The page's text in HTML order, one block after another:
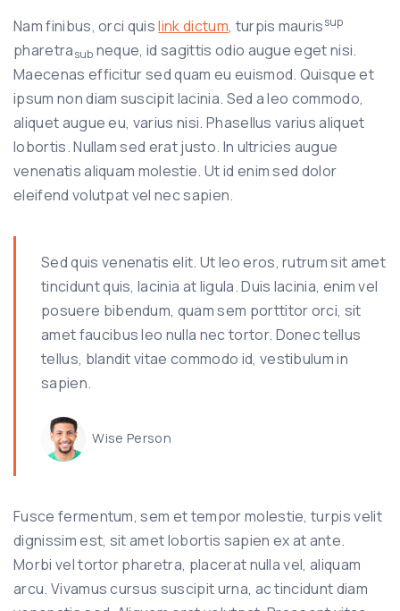
Nam finibus, orci quislink dictum, turpis maurissup
pharetrasub neque, id sagittis odio augue eget nisi.
Maecenas efficitur sed quam eu euismod. Quisque et
ipsum non diam suscipit lacinia. Sed a leo commodo,
aliquet augue eu, varius nisi. Phasellus varius aliquet
lobortis. Nullam sed erat justo. In ultricies augue
venenatis aliquam molestie. Ut id enim sed dolor
eleifend volutpat vel nec sapien.
Sed quis venenatis elit. Ut leo eros, rutrum sit amet
tincidunt quis, lacinia at ligula. Duis lacinia, enim vel
posuere bibendum, quam sem porttitor orci, sit
amet faucibus leo nulla nec tortor. Donec tellus
tellus, blandit vitae commodo id, vestibulum in
sapien.
Wise Person
Fusce fermentum, sem et tempor molestie, turpis velit
dignissim est, sit amet lobortis sapien ex at ante.
Morbi vel tortor pharetra, placerat nulla vel, aliquam
arcu. Vivamus cursus suscipit urna, ac tincidunt diam